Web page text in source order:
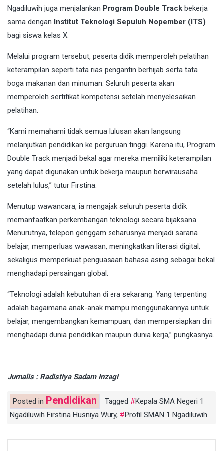
Ngadiluwih juga menjalankan Program Double Track bekerja
sama dengan Institut Teknologi Sepuluh Nopember (ITS)
bagi siswa kelas X.
Melalui program tersebut, peserta didik memperoleh pelatihan
keterampilan seperti tata rias pengantin berhijab serta tata
boga makanan dan minuman. Seluruh peserta akan
memperoleh sertifikat kompetensi setelah menyelesaikan
pelatihan.
“Kami memahami tidak semua lulusan akan langsung
melanjutkan pendidikan ke perguruan tinggi. Karena itu, Program
Double Track menjadi bekal agar mereka memiliki keterampilan
yang dapat digunakan untuk bekerja maupun berwirausaha
setelah lulus,” tutur Firstina.
Menutup wawancara, ia mengajak seluruh peserta didik
memanfaatkan perkembangan teknologi secara bijaksana.
Menurutnya, telepon genggam seharusnya menjadi sarana
belajar, memperluas wawasan, meningkatkan literasi digital,
sekaligus memperkuat penguasaan bahasa asing sebagai bekal
menghadapi persaingan global.
“Teknologi adalah kebutuhan di era sekarang. Yang terpenting
adalah bagaimana anak-anak mampu menggunakannya untuk
belajar, mengembangkan kemampuan, dan mempersiapkan diri
menghadapi dunia pendidikan maupun dunia kerja,” pungkasnya.
Jurnalis : Radistiya Sadam Inzagi
Posted in Pendidikan Tagged
Kepala SMA Negeri 1
Ngadiluwih Firstina Husniya Wury, Profil SMAN 1 Ngadiluwih